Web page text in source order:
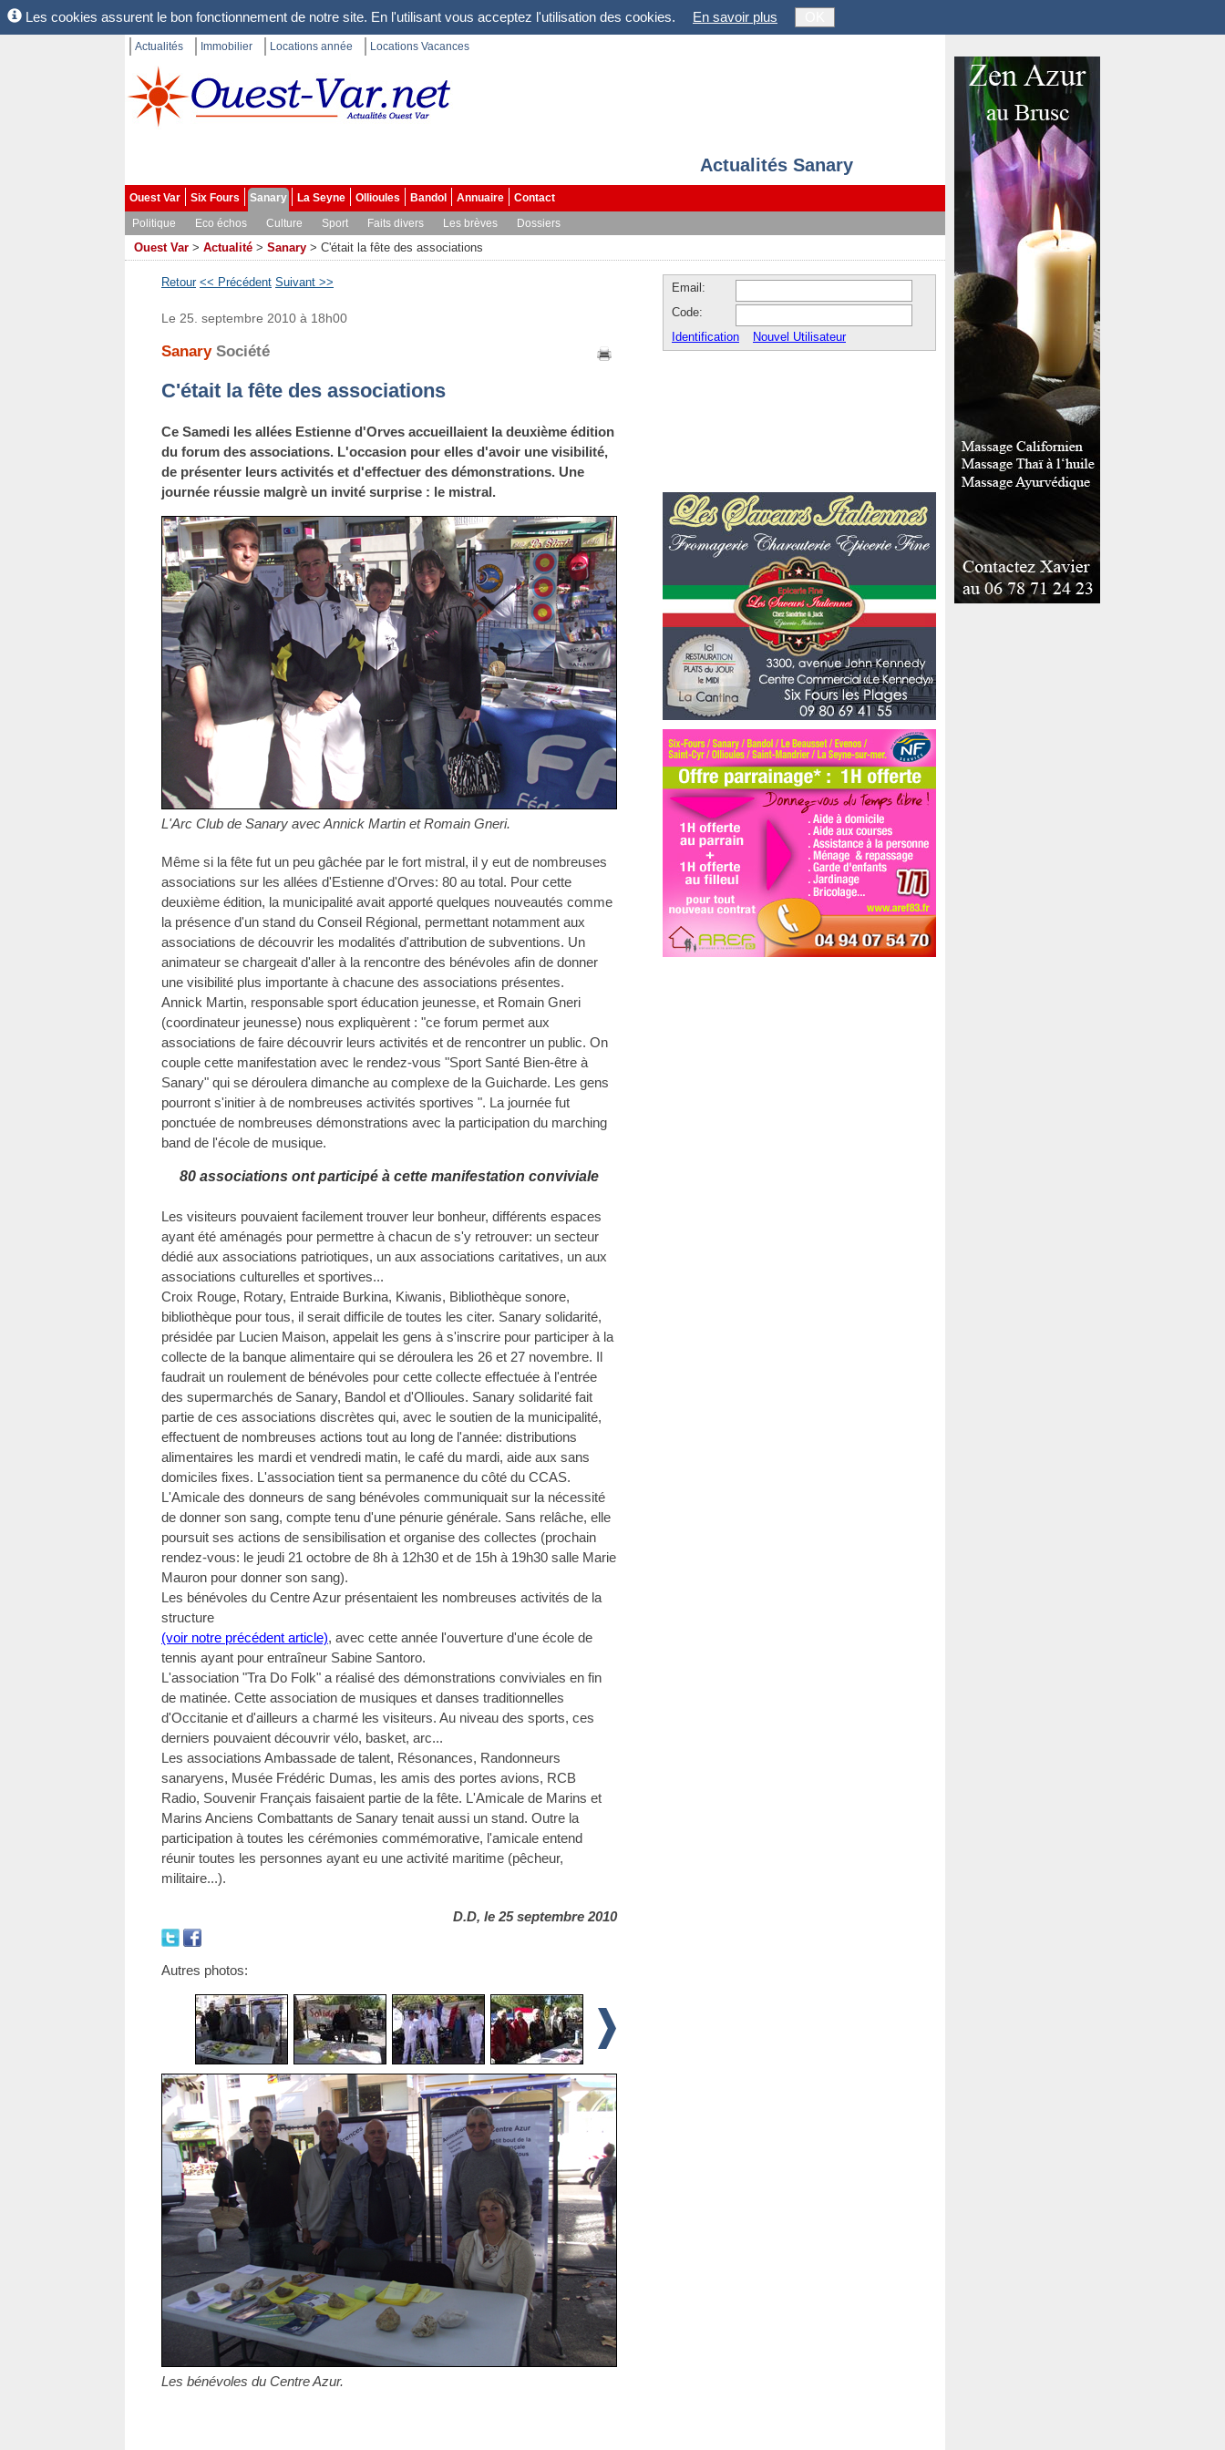
Les cookies assurent le bon fonctionnement de notre site. En l'utilisant vous acceptez l'utilisation des cookies. En savoir plus
Actualités Immobilier Locations année Locations Vacances
Actualités Sanary
Ouest Var Six Fours Sanary La Seyne Ollioules Bandol Annuaire
Contact
Politique
Eco échos Culture Sport Faits divers Les brèves Dossiers
Ouest Var > Actualité > Sanary > C'était la fête des associations
Retour << Précédent Suivant >>
Le 25. septembre 2010 à 18h00
Sanary Société
C'était la fête des associations
Ce Samedi les allées Estienne d'Orves accueillaient la deuxième édition
du forum des associations. L'occasion pour elles d'avoir une visibilité,
de présenter leurs activités et d'effectuer des démonstrations. Une
journée réussie malgrè un invité surprise : le mistral.
L'Arc Club de Sanary avec Annick Martin et Romain Gneri.
Même si la fête fut un peu gâchée par le fort mistral, il y eut de nombreuses
associations sur les allées d'Estienne d'Orves: 80 au total. Pour cette
deuxième édition, la municipalité avait apporté quelques nouveautés comme
la présence d'un stand du Conseil Régional, permettant notamment aux
associations de découvrir les modalités d'attribution de subventions. Un
animateur se chargeait d'aller à la rencontre des bénévoles afin de donner
une visibilité plus importante à chacune des associations présentes.
Annick Martin, responsable sport éducation jeunesse, et Romain Gneri
(coordinateur jeunesse) nous expliquèrent : "ce forum permet aux
associations de faire découvrir leurs activités et de rencontrer un public. On
couple cette manifestation avec le rendez-vous "Sport Santé Bien-être à
Sanary" qui se déroulera dimanche au complexe de la Guicharde. Les gens
pourront s'initier à de nombreuses activités sportives ". La journée fut
ponctuée de nombreuses démonstrations avec la participation du marching
band de l'école de musique.
80 associations ont participé à cette manifestation conviviale
Les visiteurs pouvaient facilement trouver leur bonheur, différents espaces
ayant été aménagés pour permettre à chacun de s'y retrouver: un secteur
dédié aux associations patriotiques, un aux associations caritatives, un aux
associations culturelles et sportives...
Croix Rouge, Rotary, Entraide Burkina, Kiwanis, Bibliothèque sonore,
bibliothèque pour tous, il serait difficile de toutes les citer. Sanary solidarité,
présidée par Lucien Maison, appelait les gens à s'inscrire pour participer à la
collecte de la banque alimentaire qui se déroulera les 26 et 27 novembre. Il
faudrait un roulement de bénévoles pour cette collecte effectuée à l'entrée
des supermarchés de Sanary, Bandol et d'Ollioules. Sanary solidarité fait
partie de ces associations discrètes qui, avec le soutien de la municipalité,
effectuent de nombreuses actions tout au long de l'année: distributions
alimentaires les mardi et vendredi matin, le café du mardi, aide aux sans
domiciles fixes. L'association tient sa permanence du côté du CCAS.
L'Amicale des donneurs de sang bénévoles communiquait sur la nécessité
de donner son sang, compte tenu d'une pénurie générale. Sans relâche, elle
poursuit ses actions de sensibilisation et organise des collectes (prochain
rendez-vous: le jeudi 21 octobre de 8h à 12h30 et de 15h à 19h30 salle Marie
Mauron pour donner son sang).
Les bénévoles du Centre Azur présentaient les nombreuses activités de la
structure
(voir notre précédent article), avec cette année l'ouverture d'une école de
tennis ayant pour entraîneur Sabine Santoro.
L'association "Tra Do Folk" a réalisé des démonstrations conviviales en fin
de matinée. Cette association de musiques et danses traditionnelles
d'Occitanie et d'ailleurs a charmé les visiteurs. Au niveau des sports, ces
derniers pouvaient découvrir vélo, basket, arc...
Les associations Ambassade de talent, Résonances, Randonneurs
sanaryens, Musée Frédéric Dumas, les amis des portes avions, RCB
Radio, Souvenir Français faisaient partie de la fête. L'Amicale de Marins et
Marins Anciens Combattants de Sanary tenait aussi un stand. Outre la
participation à toutes les cérémonies commémorative, l'amicale entend
réunir toutes les personnes ayant eu une activité maritime (pêcheur,
militaire...).
D.D, le 25 septembre 2010
Autres photos:
Les bénévoles du Centre Azur.
Email:
Code:
Identification
Nouvel Utilisateur